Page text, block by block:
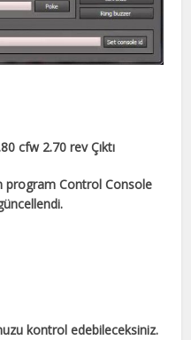
cfw 2.70 rev Çıktı
program Control Console
kontrol edebileceksiniz.